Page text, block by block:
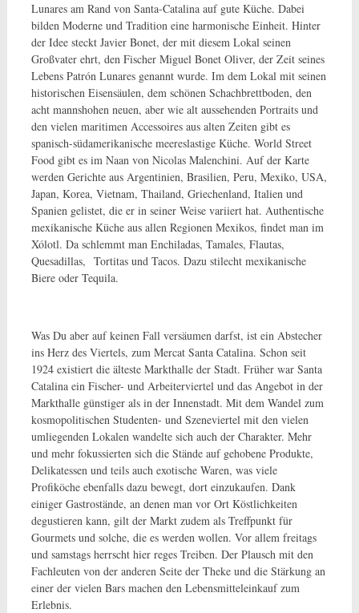
Lunares am Rand von Santa-Catalina auf gute Küche. Dabei
bilden Moderne und Tradition eine harmonische Einheit. Hinter
der Idee steckt Javier Bonet, der mit diesem Lokal seinen
Großvater ehrt, den Fischer Miguel Bonet Oliver, der Zeit seines
Lebens Patrón Lunares genannt wurde. Im dem Lokal mit seinen
historischen Eisensäulen, dem schönen Schachbrettboden, den
acht mannshohen neuen, aber wie alt aussehenden Portraits und
den vielen maritimen Accessoires aus alten Zeiten gibt es
spanisch-südamerikanische meereslastige Küche. World Street
Food gibt es im Naan von Nicolas Malenchini. Auf der Karte
werden Gerichte aus Argentinien, Brasilien, Peru, Mexiko, USA,
Japan, Korea, Vietnam, Thailand, Griechenland, Italien und
Spanien gelistet, die er in seiner Weise variiert hat. Authentische
mexikanische Küche aus allen Regionen Mexikos, findet man im
Xólotl. Da schlemmt man Enchiladas, Tamales, Flautas,
Quesadillas, Tortitas und Tacos. Dazu stilecht mexikanische
Biere oder Tequila.
Was Du aber auf keinen Fall versäumen darfst, ist ein Abstecher
ins Herz des Viertels, zum Mercat Santa Catalina. Schon seit
1924 existiert die älteste Markthalle der Stadt. Früher war Santa
Catalina ein Fischer- und Arbeiterviertel und das Angebot in der
Markthalle günstiger als in der Innenstadt. Mit dem Wandel zum
kosmopolitischen Studenten- und Szeneviertel mit den vielen
umliegenden Lokalen wandelte sich auch der Charakter. Mehr
und mehr fokussierten sich die Stände auf gehobene Produkte,
Delikatessen und teils auch exotische Waren, was viele
Profiköche ebenfalls dazu bewegt, dort einzukaufen. Dank
einiger Gastrostände, an denen man vor Ort Köstlichkeiten
degustieren kann, gilt der Markt zudem als Treffpunkt für
Gourmets und solche, die es werden wollen. Vor allem freitags
und samstags herrscht hier reges Treiben. Der Plausch mit den
Fachleuten von der anderen Seite der Theke und die Stärkung an
einer der vielen Bars machen den Lebensmitteleinkauf zum
Erlebnis.